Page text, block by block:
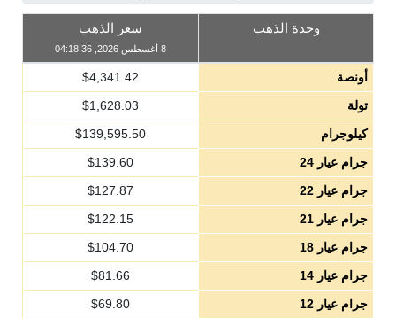
وحدة الذهب سعر الذهب
8 أغسطس 2026, 04:18:36
أونصة $4,341.42
تولة
$1,628.03
كيلوجرام
$139,595.50
جرام عيار 24
$139.60
جرام عيار 22
$127.87
جرام عيار 21
$122.15
جرام عيار 18
$104.70
جرام عيار 14
$81.66
جرام عيار 12
$69.80